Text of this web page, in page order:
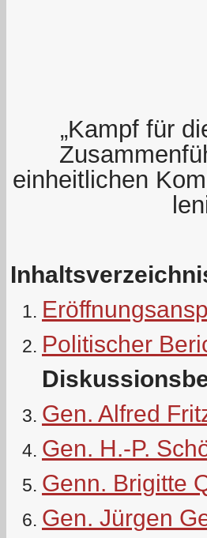
„Kampf für
einheitlichen
Politischer
Gen. Alfred
Gen. H.-P.
Genn. Brigitte
Gen. Jürgen